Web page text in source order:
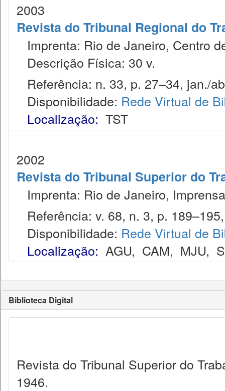
2003
Revista do Tribunal Regional do
Imprenta: Rio de Janeiro, Centro
Descrição Física: 30 v.
Referência: n. 33, p. 27–34, jan./
Disponibilidade: Rede Virtual de
Localização: TST
2002
Revista do Tribunal Superior do
Imprenta: Rio de Janeiro,
Referência: v. 68, n. 3, p.
Disponibilidade: Rede Virtual de
Localização: AGU, CAM, MJU,
Biblioteca Digital
Revista do Tribunal Superior do
1946.